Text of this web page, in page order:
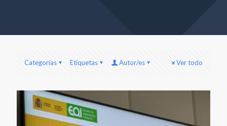
Categorías Etiquetas Autor/es Ver todo